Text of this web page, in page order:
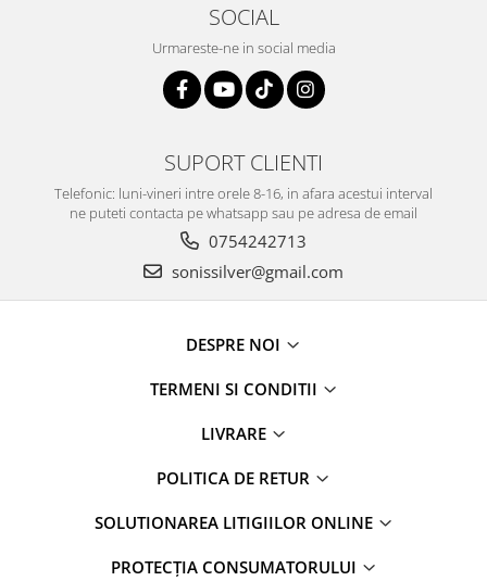
SOCIAL
Urmareste-ne in social media
SUPORT CLIENTI
Telefonic: luni-vineri intre orele 8-16, in afara acestui interval
ne puteti contacta pe whatsapp sau pe adresa de email
0754242713
sonissilver@gmail.com
DESPRE NOI
TERMENI SI CONDITII
LIVRARE
POLITICA DE RETUR
SOLUTIONAREA LITIGIILOR ONLINE
PROTECȚIA CONSUMATORULUI